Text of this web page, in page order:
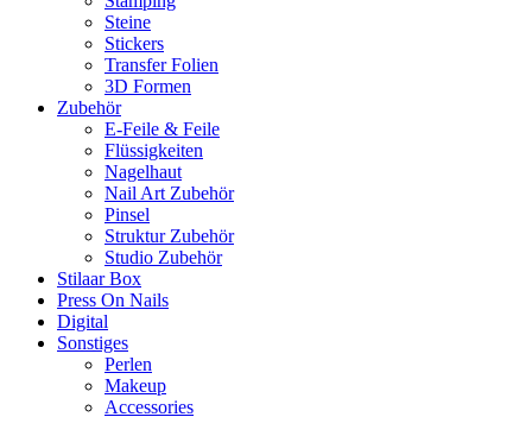
Steine
Stickers
Transfer Folien
3D Formen
Zubehör
E-Feile & Feile
Flüssigkeiten
Nagelhaut
Nail Art Zubehör
Pinsel
Struktur Zubehör
Studio Zubehör
Stilaar Box
Press On Nails
Digital
Sonstiges
Perlen
Makeup
Accessories